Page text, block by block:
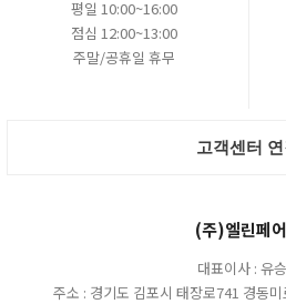
평일 10:00~16:00
점심 12:00~13:00
주말/공휴일 휴무
고객센터 연
(주)엘린페
대표이사 : 유
주소 : 경기도 김포시 태장로741 경동